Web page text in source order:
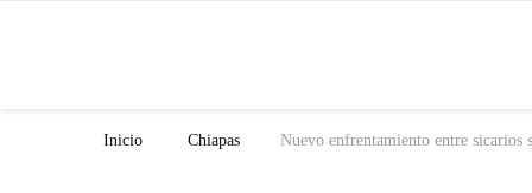
Inicio Chiapas Nuevo enfrentamiento entre sicarios